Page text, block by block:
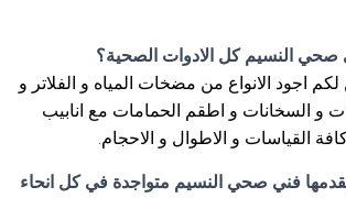
صحي النسيم كل الادوات الصحية؟
لكم اجود الانواع من مضخات المياه و الفلاتر و
و السخانات و اطقم الحمامات مع انابيب
القياسات و الاطوال و الاحجام.
فني صحي النسيم متواجدة في كل انحاء